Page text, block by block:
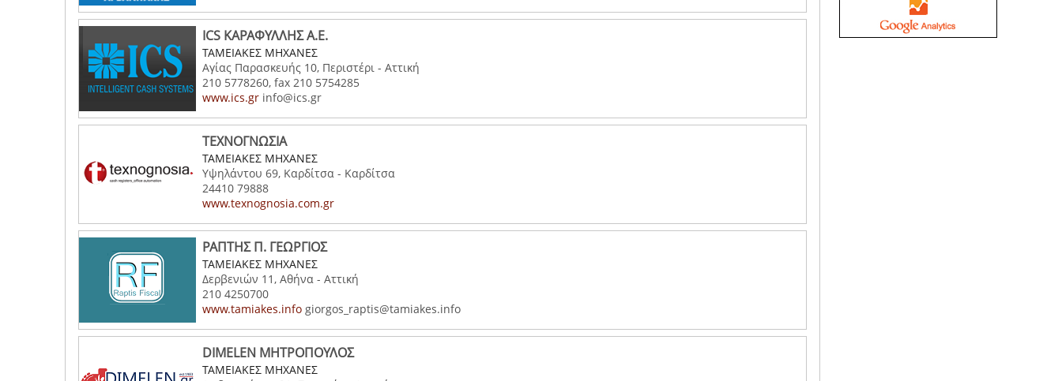
ICS ΚΑΡΑΦΥΛΛΗΣ Α.Ε.
ΤΑΜΕΙΑΚΕΣ ΜΗΧΑΝΕΣ
Αγίας Παρασκευής 10, Περιστέρι - Αττική
210 5778260, fax 210 5754285
www.ics.gr info@ics.gr
ΤΕΧΝΟΓΝΩΣΙΑ
ΤΑΜΕΙΑΚΕΣ ΜΗΧΑΝΕΣ
Υψηλάντου 69, Καρδίτσα - Καρδίτσα
24410 79888
www.texnognosia.com.gr
ΡΑΠΤΗΣ Π. ΓΕΩΡΓΙΟΣ
ΤΑΜΕΙΑΚΕΣ ΜΗΧΑΝΕΣ
Δερβενιών 11, Αθήνα - Αττική
210 4250700
www.tamiakes.info giorgos_raptis@tamiakes.info
DIMELEN ΜΗΤΡΟΠΟΥΛΟΣ
ΤΑΜΕΙΑΚΕΣ ΜΗΧΑΝΕΣ